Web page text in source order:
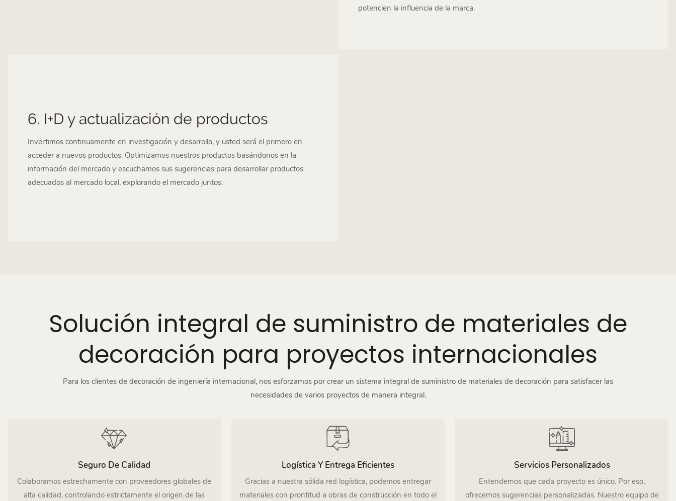
potencien la influencia de la marca.
6. I+D y actualización de productos
Invertimos continuamente en investigación y desarrollo, y usted será el primero en
acceder a nuevos productos. Optimizamos nuestros productos basándonos en la
información del mercado y escuchamos sus sugerencias para desarrollar productos
adecuados al mercado local, explorando el mercado juntos.
Solución integral de suministro de materiales de
decoración para proyectos internacionales
Para los clientes de decoración de ingeniería internacional, nos esforzamos por crear un sistema integral de suministro de materiales de decoración para satisfacer las
necesidades de varios proyectos de manera integral.
Seguro De Calidad
Colaboramos estrechamente con proveedores globales de
alta calidad, controlando estrictamente el origen de las
Logística Y Entrega Eficientes
Gracias a nuestra sólida red logística, podemos entregar
materiales con prontitud a obras de construcción en todo el
Servicios Personalizados
Entendemos que cada proyecto es único. Por eso,
ofrecemos sugerencias personalizadas. Nuestro equipo de